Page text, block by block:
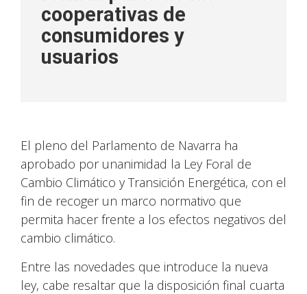
cooperativas de
consumidores y
usuarios
El pleno del Parlamento de Navarra ha
aprobado por unanimidad la Ley Foral de
Cambio Climático y Transición Energética, con el
fin de recoger un marco normativo que
permita hacer frente a los efectos negativos del
cambio climático.
Entre las novedades que introduce la nueva
ley, cabe resaltar que la disposición final cuarta